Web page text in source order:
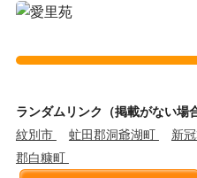
ランダムリンク（掲載がない場
紋別市
虻田郡洞爺湖町 新
郡白糠町